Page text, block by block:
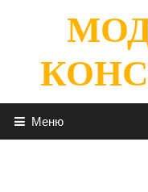
содержимому
Меню